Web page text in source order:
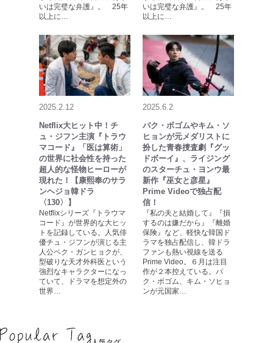
いは完璧な弁護』。 25年
以上に…
いは完璧な弁護』。 25年
以上に…
2025.2.12
Netflix大ヒット中！チ
ュ・ジフン主演『トラウ
マコード』「医は算術」
の世界に社会性を持った
超人的な怪物ヒーローが
現れた！【康熙奉のサラ
ンヘジョ韓ドラ
〈130〉】
Netflixシリーズ『トラウマ
コード』が世界的な大ヒッ
トを記録している。人気俳
優チュ・ジフンが演じる主
人公ペク・ガンヒョクが、
型破りな天才外科医という
強烈なキャラクターになっ
ていて、ドラマを想定外の
世界…
2025.6.2
パク・ボゴムやキム・ソ
ヒョンが元メダリストに
扮した青春捜査劇『グッ
ドボーイ』、ライジング
のスターチュ・ヨンウ最
新作『巫女と彦星』
Prime Videoで独占配
信！
『私の夫と結婚して』『損
するのは嫌だから』『離婚
保険』など、軽快な韓国ド
ラマを独占配信し、韓ドラ
ファンも熱い視線を送る
Prime Video。６月は注目
作が２本控えている。パ
ク・ボゴム、キム・ソヒョ
ンが元国家…